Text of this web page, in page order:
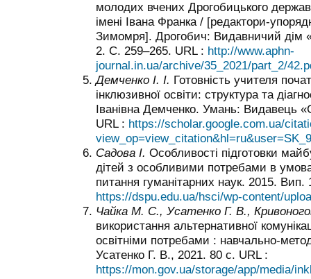
молодих вчених Дрогобицького
імені Івана Франка / [редактори-
Зимомря]. Дрогобич: Видавничий дім
2. С. 259–265. URL : http://www.aphn-
journal.in.ua/archive/35_2021/part_2/
Демченко І. І. Готовність учителя
інклюзивної освіти: структура та
Іванівна Демченко. Умань: Видавець
URL : https://scholar.google.com.ua/
Садова І. Особливості підготовки
дітей з особливими потребами в
питання гуманітарних наук. 2015.
https://dspu.edu.ua/hsci/wp-content/
Чайка М. С., Усатенко Г. В.,
використання альтернативної
освітніми потребами : навчально-
Усатенко Г. В., 2021. 80 с. URL :
https://mon.gov.ua/storage/app/media/